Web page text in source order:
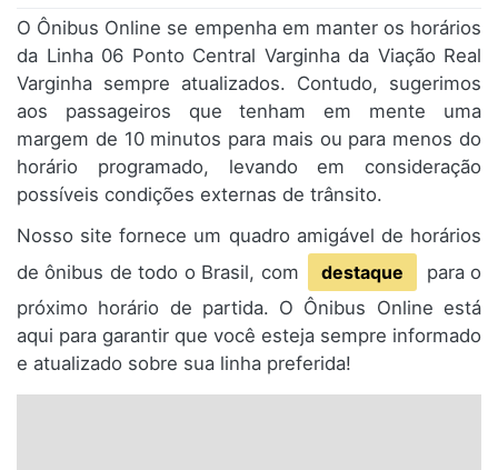
O Ônibus Online se empenha em manter os horários
da Linha 06 Ponto Central Varginha da Viação Real
Varginha sempre atualizados. Contudo, sugerimos
aos passageiros que tenham em mente uma
margem de 10 minutos para mais ou para menos do
horário programado, levando em consideração
possíveis condições externas de trânsito.
Nosso site fornece um quadro amigável de horários
de ônibus de todo o Brasil, com
destaque
para o
próximo horário de partida. O Ônibus Online está
aqui para garantir que você esteja sempre informado
e atualizado sobre sua linha preferida!